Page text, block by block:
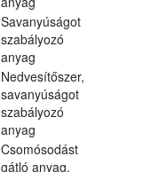
Savanyúságot
szabályozó
anyag
Nedvesítőszer,
savanyúságot
szabályozó
anyag
Csomósodást
gátló anyag,